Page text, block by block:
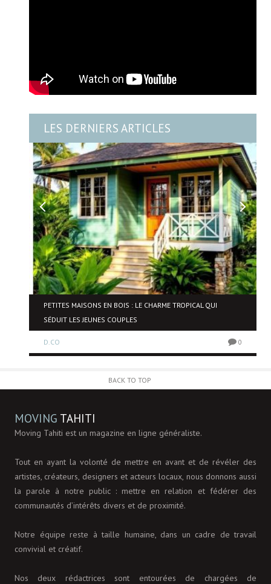
LES DERNIERS ARTICLES
PETITES MAISONS EN BOIS : LE CHARME TROPICAL QUI
SÉDUIT LES JEUNES COUPLES
D.CO 0
BACK TO TOP
MOVING TAHITI
Moving Tahiti est un magazine en ligne généraliste.
Tout en ayant la volonté de mettre en avant et de révéler des
artistes, créateurs, designers et acteurs locaux, nous donnons aussi
la parole à notre public : mettre en relation et fédérer des
communautés d’intérêts divers et de proximité.
Notre équipe reste à taille humaine, dans un cadre de travail
convivial et créatif.
Nos deux rédactrices sont entourées de chargées de